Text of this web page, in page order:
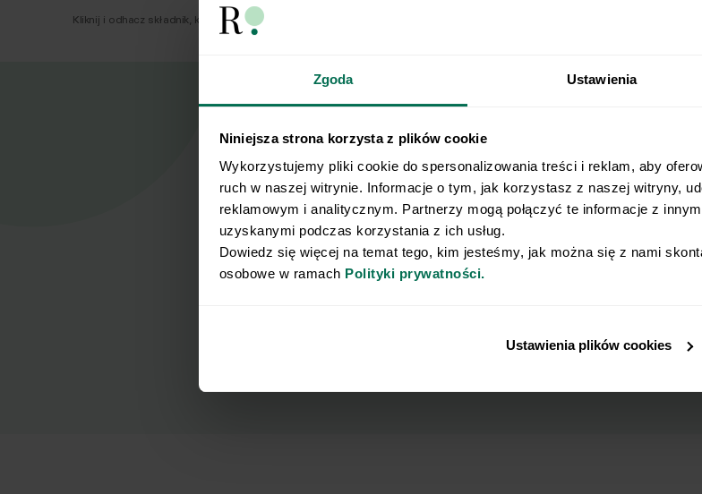
Zgoda Ustawienia
Niniejsza strona korzysta z plików cookie
Wykorzystujemy pliki cookie do spersonalizowania treści i reklam, aby
ruch w naszej witrynie. Informacje o tym, jak korzystasz z naszej witryny,
reklamowym i analitycznym. Partnerzy mogą połączyć te informacje z
uzyskanymi podczas korzystania z ich usług.
Dowiedz się więcej na temat tego, kim jesteśmy, jak można się z nami
osobowe w ramach Polityki prywatności.
Ustawienia plików cookies
Kliknij i odhacz składnik, który już masz.
Wyślij przepis na e-
Nasze najlepsze przepisy, prosto na
Zapisz się do naszego Newslettera
Imię Email
Wyrażam zgodę na przetwarzanie moich danych osobowych
potwierdzam zapoznanie się z polityką prywatności.